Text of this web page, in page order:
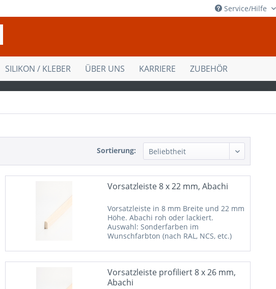
Service/Hilfe
SILIKON / KLEBER ÜBER UNS KARRIERE ZUBEHÖR
Sortierung:
Vorsatzleiste 8 x 22 mm, Abachi
Vorsatzleiste in 8 mm Breite und 22 mm
Höhe. Abachi roh oder lackiert.
Auswahl: Sonderfarben im
Wunschfarbton (nach RAL, NCS, etc.)
Vorsatzleiste profiliert 8 x 26 mm,
Abachi